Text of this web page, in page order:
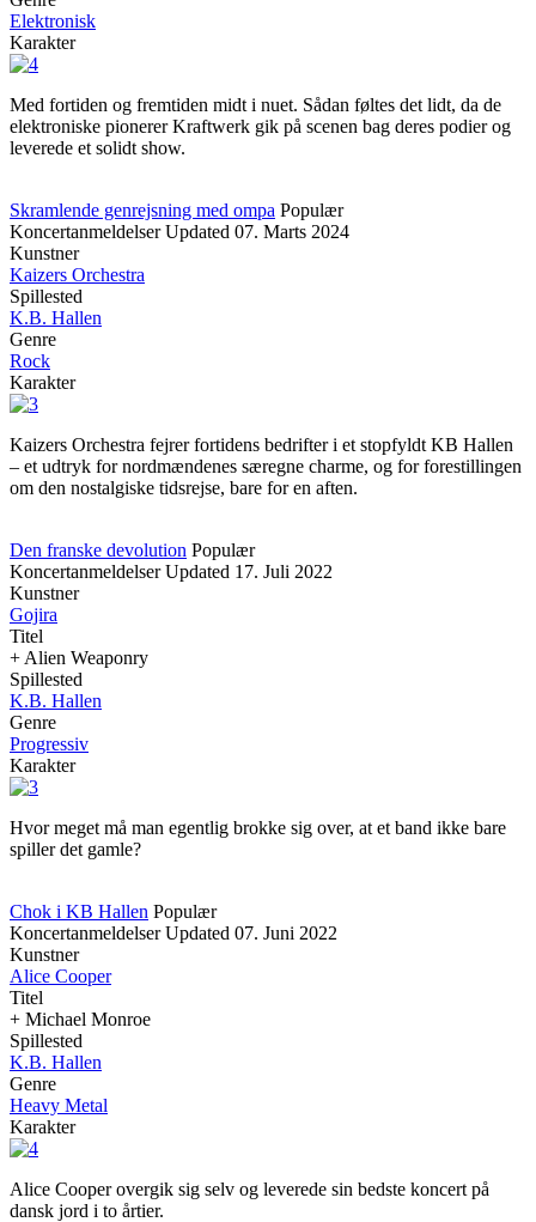
Elektronisk
Karakter
Med fortiden og fremtiden midt i nuet. Sådan føltes det lidt, da de
elektroniske pionerer Kraftwerk gik på scenen bag deres podier og
leverede et solidt show.
Skramlende genrejsning med ompa Populær
Koncertanmeldelser Updated 07. Marts 2024
Kunstner
Kaizers Orchestra
Spillested
K.B. Hallen
Genre
Rock
Karakter
Kaizers Orchestra fejrer fortidens bedrifter i et stopfyldt KB Hallen
– et udtryk for nordmændenes særegne charme, og for forestillingen
om den nostalgiske tidsrejse, bare for en aften.
Den franske devolution Populær
Koncertanmeldelser Updated 17. Juli 2022
Kunstner
Gojira
Titel
+ Alien Weaponry
Spillested
K.B. Hallen
Genre
Progressiv
Karakter
Hvor meget må man egentlig brokke sig over, at et band ikke bare
spiller det gamle?
Chok i KB Hallen Populær
Koncertanmeldelser Updated 07. Juni 2022
Kunstner
Alice Cooper
Titel
+ Michael Monroe
Spillested
K.B. Hallen
Genre
Heavy Metal
Karakter
Alice Cooper overgik sig selv og leverede sin bedste koncert på
dansk jord i to årtier.